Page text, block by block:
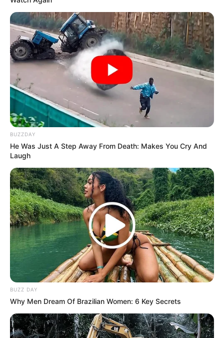
alma por completo al notar el
hermetismo de los peritos. Hay
indicios científicos muy densos y lo
que descubrieron junto al cuerpo
es algo espeluznante; la atmósfera
aquí afuera está tan sumamente
densa que verdaderamente se
puede cortar con un cuchillo de la
pura intriga”
consternación una testigo clave
desde el cerco perimetral de
seguridad.
Los peritos forenses y el equipo de medicina
legal recolectan minuciosamente evidencias
materiales, huellas dactilares e informes
forenses a contrarreloj bajo un riguroso marco
institucional, estructurando el expediente
definitivo con la finalidad de presentarlo
formalmente ante el juez de control para
identificar científicamente a la joven y dar con
el paradero de los responsables en el entorno
moderno.
BUZZDAY
He Was Just A Step Away From Death: Makes You Cry And
Laugh
BUZZ DAY
Why Men Dream Of Brazilian Women: 6 Key Secrets